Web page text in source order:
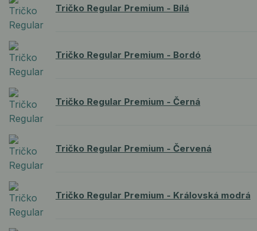
Tričko Regular Premium - Bílá
Tričko Regular Premium - Bordó
Tričko Regular Premium - Černá
Tričko Regular Premium - Červená
Tričko Regular Premium - Královská modrá